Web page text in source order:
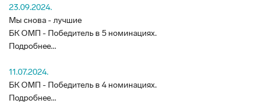
23.09.2024.
Мы снова - лучшие
БК ОМП - Победитель в 5 номинациях.
Подробнее...
11.07.2024.
БК ОМП - Победитель в 4 номинациях.
Подробнее...